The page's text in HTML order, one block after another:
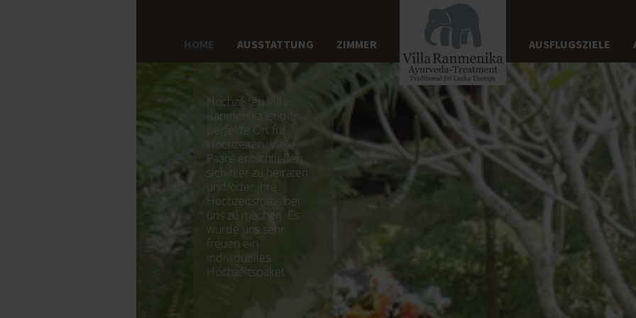
HOME AUSSTATTUNG ZIMMER AUSFLUGSZIELE
Hochzeiten Villa
Ranmenika ist der
perfekte Ort für
Hochzeiten. Viele
Paare entschließen
sich hier zu heiraten
und/oder ihre
Hochzeitsfotos bei
uns zu machen. Es
würde uns sehr
freuen ein
individuelles
Hochzeitspaket